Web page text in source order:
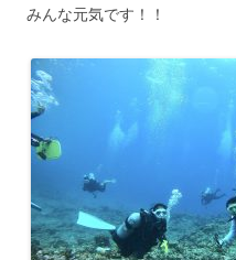
みんな元気です！！